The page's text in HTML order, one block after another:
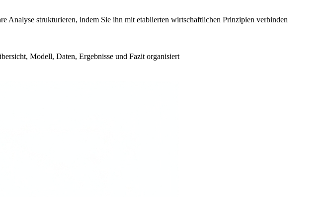
Analyse strukturieren, indem Sie ihn mit etablierten wirtschaftlichen Prinzipien verbinden
Modell, Daten, Ergebnisse und Fazit organisiert